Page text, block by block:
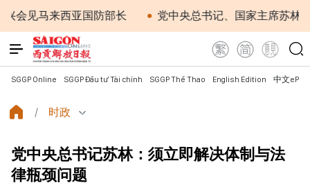
马来西亚国防部长 党中央总书记、国家主席苏林：越
SGGP Online SGGP Đầu tư Tài chính SGGP Thể Thao English Edition 中文
时政
党中央总书记苏林：须立即解决体制与法
律瓶颈问题